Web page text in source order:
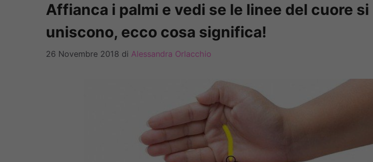
Affianca i palmi e vedi se le linee del cuore si
uniscono, ecco cosa significa!
26 Novembre 2018 di Alessandra Orlacchio